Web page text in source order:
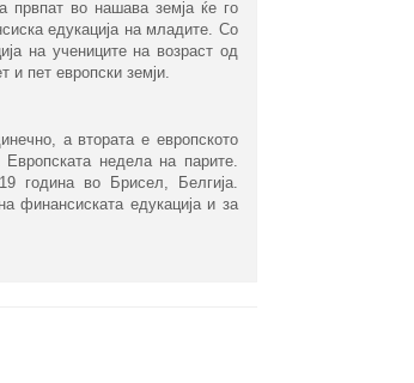
првпат во нашава земја ќе го
едукација на младите. Со
на учениците на возраст од
и пет европски земји.
а втората е европското
недела на парите.
година во Брисел, Белгија.
финансиската едукација и за